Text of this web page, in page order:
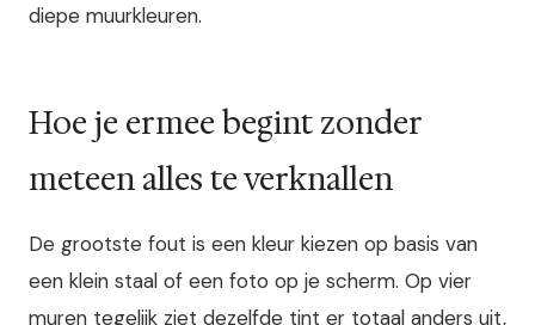
diepe muurkleuren.
Hoe je ermee begint zonder
meteen alles te verknallen
De grootste fout is een kleur kiezen op basis van
een klein staal of een foto op je scherm. Op vier
muren tegelijk ziet dezelfde tint er totaal anders uit,